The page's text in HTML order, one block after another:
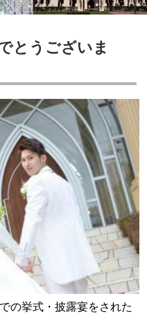
とうございま
の挙式・披露宴をされた